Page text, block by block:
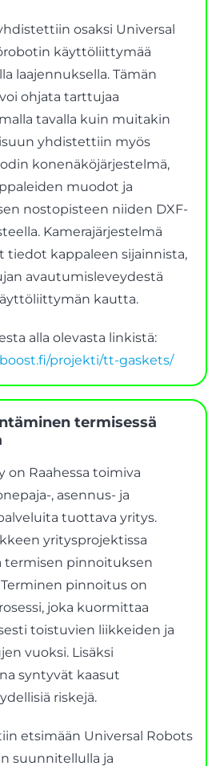
osaksi Universal
käyttöliittymää
laajennuksella. Tämän
ohjata tarttujaa
tavalla kuin muitakin
yhdistettiin myös
konenäköjärjestelmä,
muodot ja
nostopisteen niiden DXF-
Kamerajärjestelmä
tiedot kappaleen sijainnista,
avautumisleveydestä
kautta.
alla olevasta linkistä:
projekti/tt-gaskets/
termisessä
on Raahessa toimiva
, asennus- ja
tuottava yritys.
yritysprojektissa
termisen pinnoituksen
pinnoitus on
joka kuormittaa
toistuvien liikkeiden ja
vuoksi. Lisäksi
syntyvät kaasut
riskejä.
etsimään Universal Robots
suunnitellulla ja